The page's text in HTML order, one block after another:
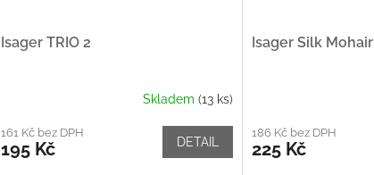
Isager TRIO 2
Skladem (13 ks)
161 Kč bez DPH
195 Kč DETAIL
Isager Silk Mohair
186 Kč bez DPH
225 Kč